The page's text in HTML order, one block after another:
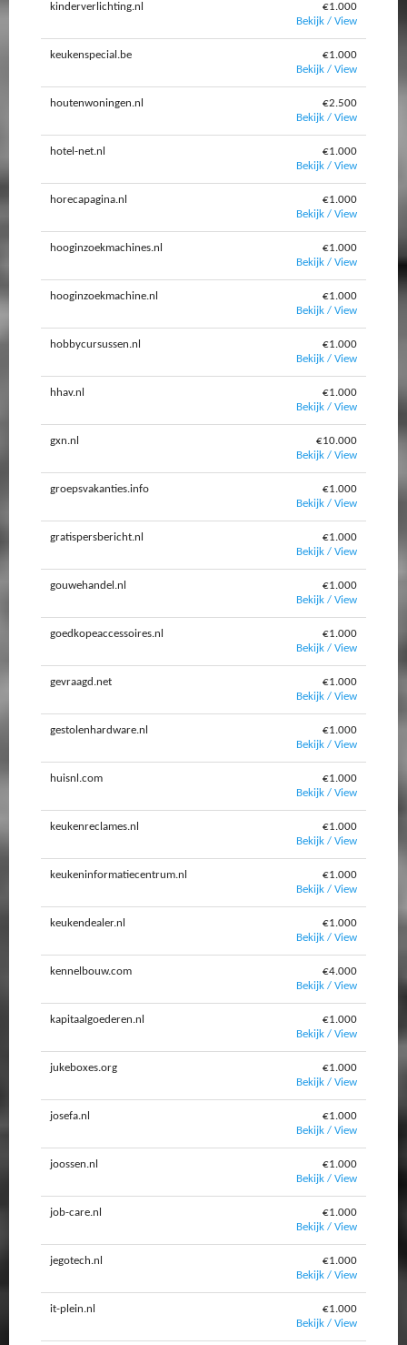
kinderverlichting.nl
€1.000
Bekijk / View
keukenspecial.be
€1.000
Bekijk / View
houtenwoningen.nl
€2.500
Bekijk / View
hotel-net.nl
€1.000
Bekijk / View
horecapagina.nl
€1.000
Bekijk / View
hooginzoekmachines.nl
€1.000
Bekijk / View
hooginzoekmachine.nl
€1.000
Bekijk / View
hobbycursussen.nl
€1.000
Bekijk / View
hhav.nl
€1.000
Bekijk / View
gxn.nl
€10.000
Bekijk / View
groepsvakanties.info
€1.000
Bekijk / View
gratispersbericht.nl
€1.000
Bekijk / View
gouwehandel.nl
€1.000
Bekijk / View
goedkopeaccessoires.nl
€1.000
Bekijk / View
gevraagd.net
€1.000
Bekijk / View
gestolenhardware.nl
€1.000
Bekijk / View
huisnl.com
€1.000
Bekijk / View
keukenreclames.nl
€1.000
Bekijk / View
keukeninformatiecentrum.nl
€1.000
Bekijk / View
keukendealer.nl
€1.000
Bekijk / View
kennelbouw.com
€4.000
Bekijk / View
kapitaalgoederen.nl
€1.000
Bekijk / View
jukeboxes.org
€1.000
Bekijk / View
josefa.nl
€1.000
Bekijk / View
joossen.nl
€1.000
Bekijk / View
job-care.nl
€1.000
Bekijk / View
jegotech.nl
€1.000
Bekijk / View
it-plein.nl
€1.000
Bekijk / View